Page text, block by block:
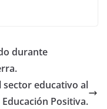
durante
sector educativo al
Positiva.